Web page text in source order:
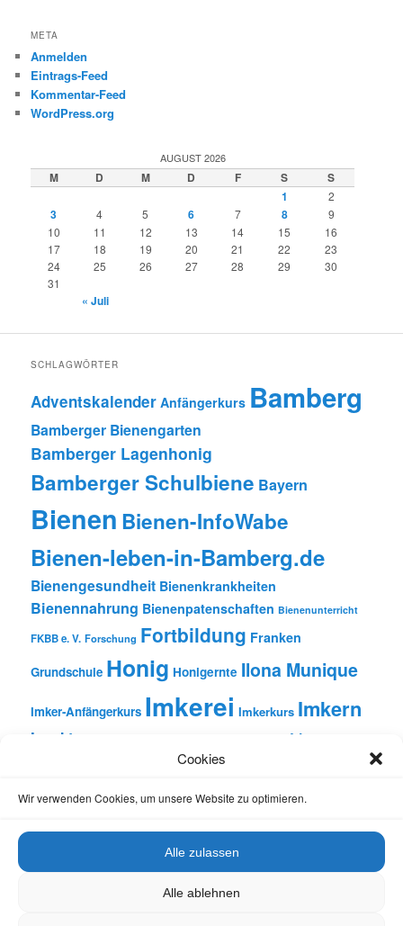
Cookies
Wir verwenden Cookies, um unsere Website zu optimieren.
Alle zulassen
Alle ablehnen
META
Anmelden
Eintrags-Feed
Kommentar-Feed
WordPress.org
AUGUST 2026
M D M D F S
S
1
2
3 4 5 6 7 8
9
10
11 12 13 14 15
16
17
18 19 20 21 22
23
24
25 26 27 28 29
30
31
« Juli
SCHLAGWÖRTER
Adventskalender Anfängerkurs Bamberg
Bamberger Bienengarten
Bamberger Lagenhonig
Bamberger Schulbiene Bayern
Bienen Bienen-InfoWabe
Bienen-leben-in-Bamberg.de
Bienengesundheit Bienenkrankheiten
Bienennahrung Bienenpatenschaften Bienenunterricht
FKBB e. V. Forschung Fortbildung Franken
Grundschule Honig Honigernte Ilona Munique
Imker-Anfängerkurs Imkerei Imkerkurs Imkern
Insekten Literatur
Natur Oberfranken
Schulunterricht Unterricht
Vortrag Wachs